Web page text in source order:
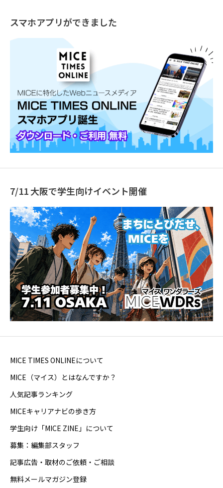
スマホアプリができました
7/11 大阪で学生向けイベント開催
MICE TIMES ONLINEについて
MICE（マイス）とはなんですか？
人気記事ランキング
MICEキャリアナビの歩き方
学生向け「MICE ZINE」について
募集：編集部スタッフ
記事広告・取材のご依頼・ご相談
無料メールマガジン登録